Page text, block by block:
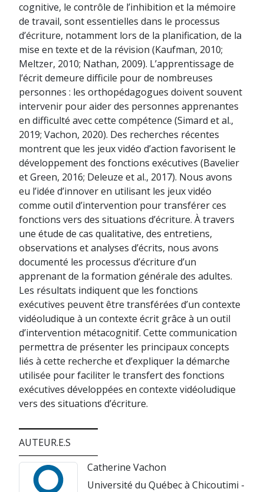
cognitive, le contrôle de l’inhibition et la mémoire
de travail, sont essentielles dans le processus
d’écriture, notamment lors de la planification, de la
mise en texte et de la révision (Kaufman, 2010;
Meltzer, 2010; Nathan, 2009). L’apprentissage de
l’écrit demeure difficile pour de nombreuses
personnes : les orthopédagogues doivent souvent
intervenir pour aider des personnes apprenantes
en difficulté avec cette compétence (Simard et al.,
2019; Vachon, 2020). Des recherches récentes
montrent que les jeux vidéo d’action favorisent le
développement des fonctions exécutives (Bavelier
et Green, 2016; Deleuze et al., 2017). Nous avons
eu l’idée d’innover en utilisant les jeux vidéo
comme outil d’intervention pour transférer ces
fonctions vers des situations d’écriture. À travers
une étude de cas qualitative, des entretiens,
observations et analyses d’écrits, nous avons
documenté les processus d’écriture d’un
apprenant de la formation générale des adultes.
Les résultats indiquent que les fonctions
exécutives peuvent être transférées d’un contexte
vidéoludique à un contexte écrit grâce à un outil
d’intervention métacognitif. Cette communication
permettra de présenter les principaux concepts
liés à cette recherche et d’expliquer la démarche
utilisée pour faciliter le transfert des fonctions
exécutives développées en contexte vidéoludique
vers des situations d’écriture.
AUTEUR.E.S
Catherine Vachon
Université du Québec à Chicoutimi -